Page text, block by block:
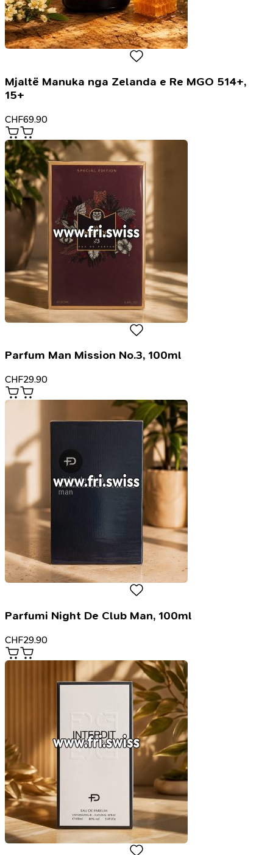
Mjaltë Manuka nga Zelanda e Re MGO 514+,
15+
CHF69.90
Parfum Man Mission No.3, 100ml
CHF29.90
Parfumi Night De Club Man, 100ml
CHF29.90